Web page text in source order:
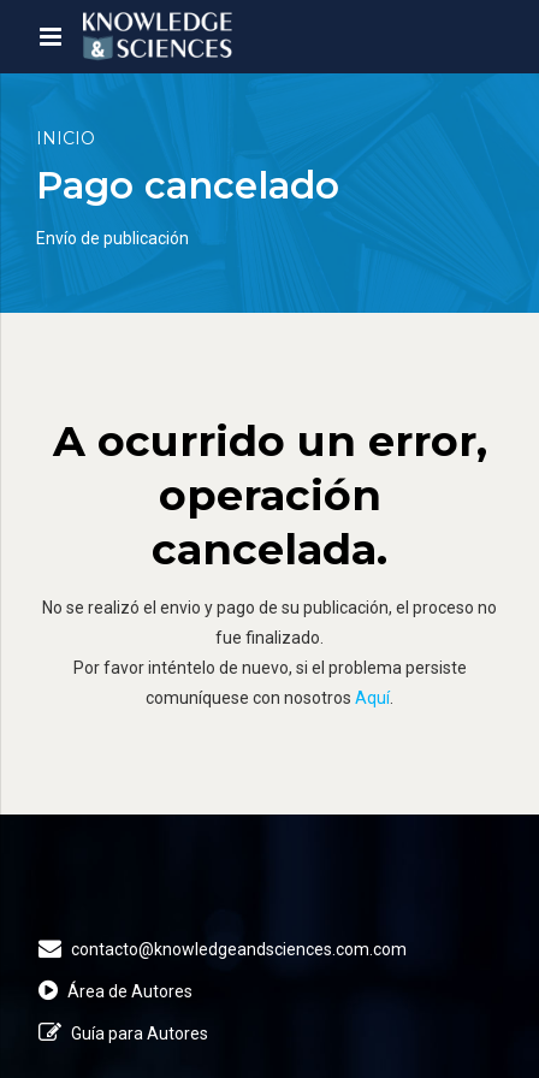
INICIO
Pago cancelado
Envío de publicación
A ocurrido un error,
operación
cancelada.
No se realizó el envio y pago de su publicación, el proceso no
fue finalizado.
Por favor inténtelo de nuevo, si el problema persiste
comuníquese con nosotros Aquí.
contacto@knowledgeandsciences.com.com
Área de Autores
Guía para Autores